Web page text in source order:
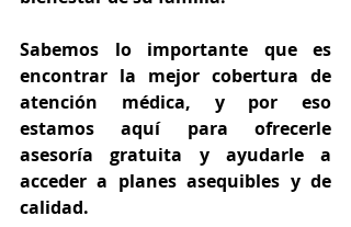
Sabemos lo importante que es
encontrar la mejor cobertura de
atención médica, y por eso
estamos aquí para ofrecerle
asesoría gratuita y ayudarle a
acceder a planes asequibles y de
calidad.